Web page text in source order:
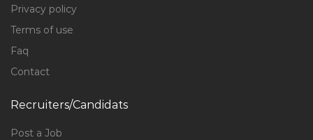
Privacy policy
Terms of use
Faq
Contact
Recruiters/Candidats
Post a Job